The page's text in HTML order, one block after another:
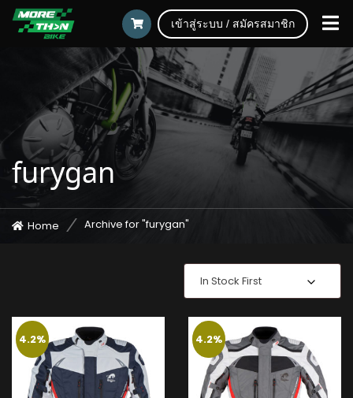
เข้าสู่ระบบ / สมัครสมาชิก
furygan
Home Archive for "furygan"
In Stock First
4.2% 4.2%